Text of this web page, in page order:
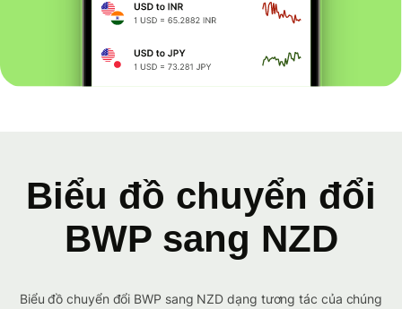
Biểu đồ chuyển đổi
BWP sang NZD
Biểu đồ chuyển đổi BWP sang NZD dạng tương tác của chúng